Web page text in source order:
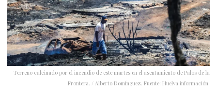
Terreno calcinado por el incendio de este martes en el asentamiento de Palos de la
Frontera. / Alberto Domínguez. Fuente: Huelva información.